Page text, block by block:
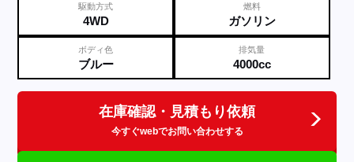
駆動方式
4WD
燃料
ガソリン
ボディ色
ブルー
排気量
4000cc
在庫確認・見積もり依頼
今すぐwebでお問い合わせする